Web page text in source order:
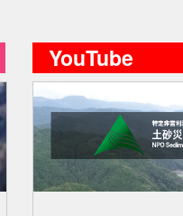
YouTube